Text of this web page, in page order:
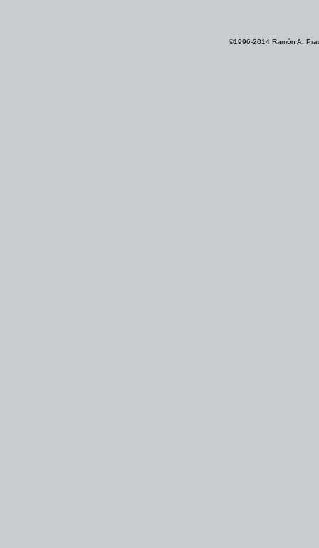
©1996-2014 Ramón A.